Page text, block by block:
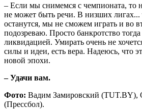
– Если мы снимемся с чемпионата, то
не может быть речи. В низших лигах...
останутся, мы не сможем играть и во
подозреваю. Просто банкротство
ликвидацией. Умирать очень не
силы и идеи, есть вера. Надеюсь, что
новой эпохи.
– Удачи вам.
Фото: Вадим Замировский (TUT.BY),
(Прессбол).